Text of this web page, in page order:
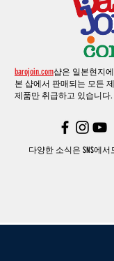
barojoin.com샵은 일본현지
본 샵에서 판매되는 모든
제품만 취급하고 있습니다.
다양한 소식은 SNS에